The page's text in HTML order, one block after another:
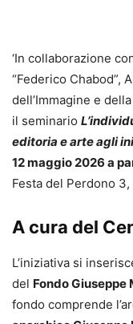
‘In collaborazione
“Federico Chabod”,
dell’Immagine e
il seminario
editoria e arte agli
12 maggio 2026 a
Festa del Perdono
A cura del
L’iniziativa si
del Fondo Giuseppe
fondo comprende